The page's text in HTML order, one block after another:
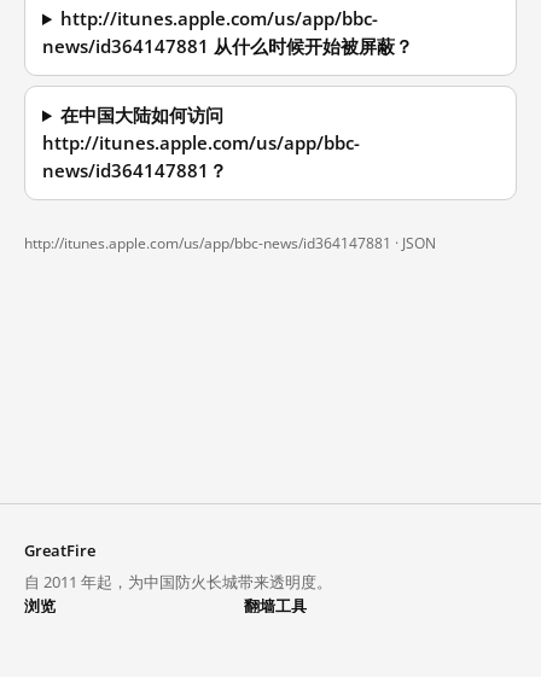
http://itunes.apple.com/us/app/bbc-
news/id364147881 从什么时候开始被屏蔽？
在中国大陆如何访问
http://itunes.apple.com/us/app/bbc-
news/id364147881？
http://itunes.apple.com/us/app/bbc-news/id364147881 · JSON
GreatFire
自 2011 年起，为中国防火长城带来透明度。
浏览
翻墙工具